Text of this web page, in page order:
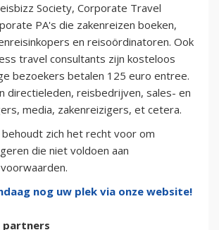
Society, Corporate Travel
PA's die zakenreizen boeken,
en reisoördinatoren. Ook
travel consultants zijn kosteloos
bezoekers betalen 125 euro entree.
directieleden, reisbedrijven, sales- en
media, zakenreizigers, et cetera.
zich het recht voor om
die niet voldoen aan
nog uw plek via onze website!
partners